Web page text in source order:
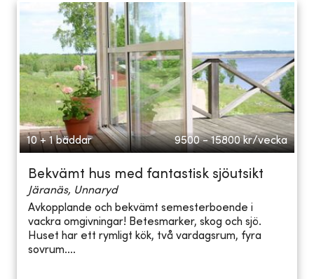
10 + 1 bäddar 9500 - 15800 kr/vecka
Bekvämt hus med fantastisk sjöutsikt
Järanäs, Unnaryd
Avkopplande och bekvämt semesterboende i
vackra omgivningar! Betesmarker, skog och sjö.
Huset har ett rymligt kök, två vardagsrum, fyra
sovrum....